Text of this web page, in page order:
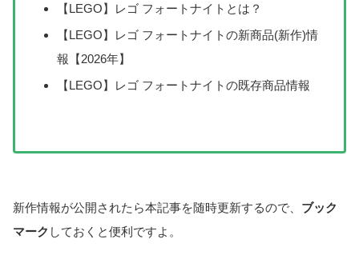
【LEGO】レゴ フォートナイトとは？
【LEGO】レゴ フォートナイトの新商品(新作)情
報【2026年】
【LEGO】レゴ フォートナイトの既存商品情報
新作情報が公開されたら本記事を随時更新するので、 ブック
マーク しておくと便利ですよ。